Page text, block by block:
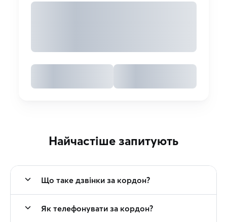
Найчастіше запитують
Що таке дзвінки за кордон?
Як телефонувати за кордон?